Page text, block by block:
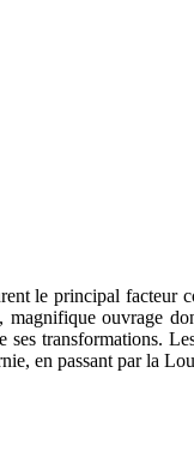
le principal
ouvrage
transformations.
en passant par la